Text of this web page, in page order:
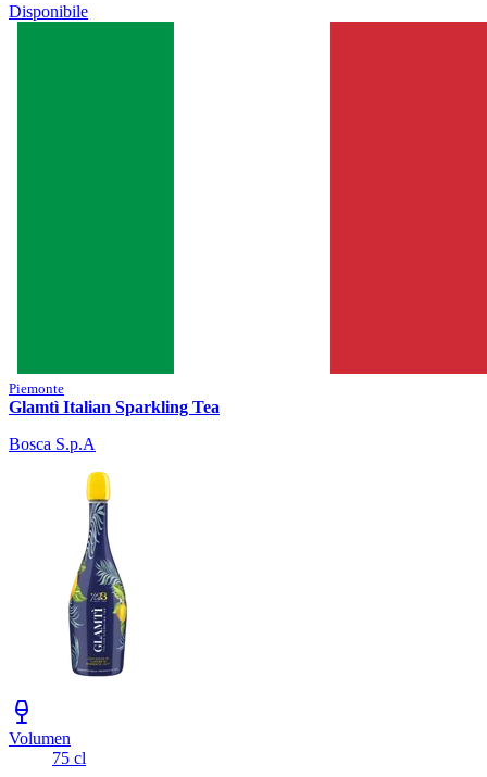
Disponibile
Piemonte
Glamtì Italian Sparkling Tea
Bosca S.p.A
Volumen
75 cl